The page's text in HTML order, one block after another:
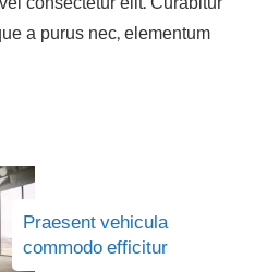
a purus nec, elementum
Praesent vehicula
commodo efficitur